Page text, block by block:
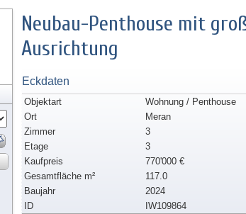
Neubau-Penthouse mit
Ausrichtung
Eckdaten
Objektart
Wohnung / Penthouse
Ort
Meran
Zimmer
3
Etage
3
Kaufpreis
770'000 €
Gesamtfläche m²
117.0
Baujahr
2024
ID
IW109864